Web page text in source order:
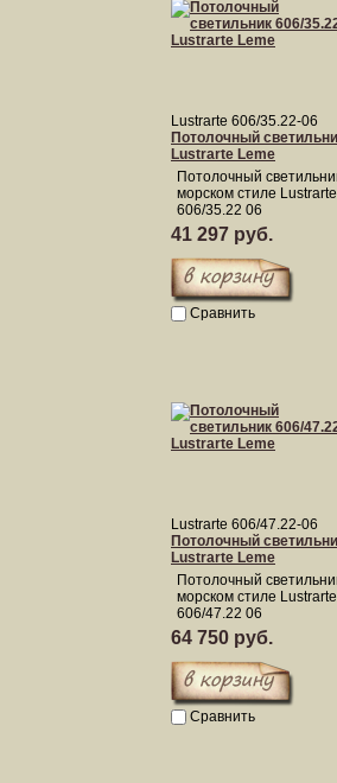
Lustrarte 606/35.22-06
Потолочный
Lustrarte Leme
Потолочный
морском стиле
606/35.22 06
41 297 руб.
Сравнить
Lustrarte 606/47.22-06
Потолочный
Lustrarte Leme
Потолочный
морском стиле
606/47.22 06
64 750 руб.
Сравнить